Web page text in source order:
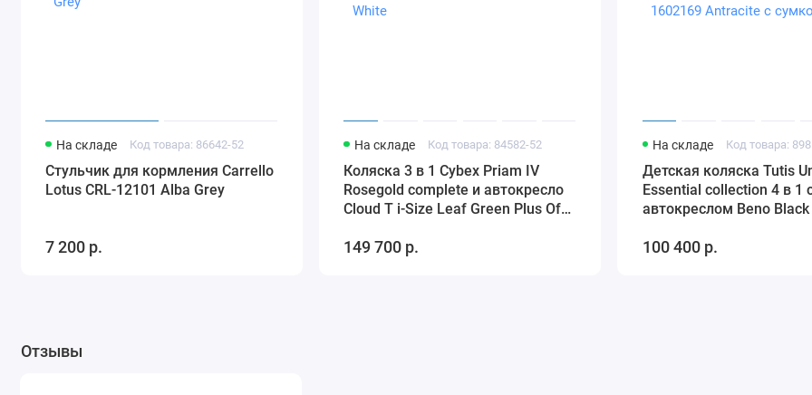
На складе Код товара: 86642-52
Стульчик для кормления Carrello
Lotus CRL-12101 Alba Grey
7 200 р.
На складе Код товара: 84582-52
Коляска 3 в 1 Cybex Priam IV
Rosegold complete и автокресло
Cloud T i-Size Leaf Green Plus Off
149 700 р.
На складе Код товара:
Детская коляска Tutis
Essential collection 4 в 1
автокреслом Beno Black
100 400 р.
Отзывы